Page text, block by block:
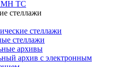
TC
стеллажи
стеллажи
стеллажи
архивы
архив с электронным